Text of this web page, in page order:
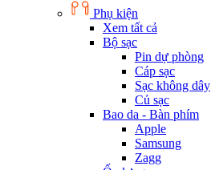
Phụ kiện
Xem tất cả
Bộ sạc
Pin dự phòng
Cáp sạc
Sạc không dây
Củ sạc
Bao da - Bàn phím
Apple
Samsung
Zagg